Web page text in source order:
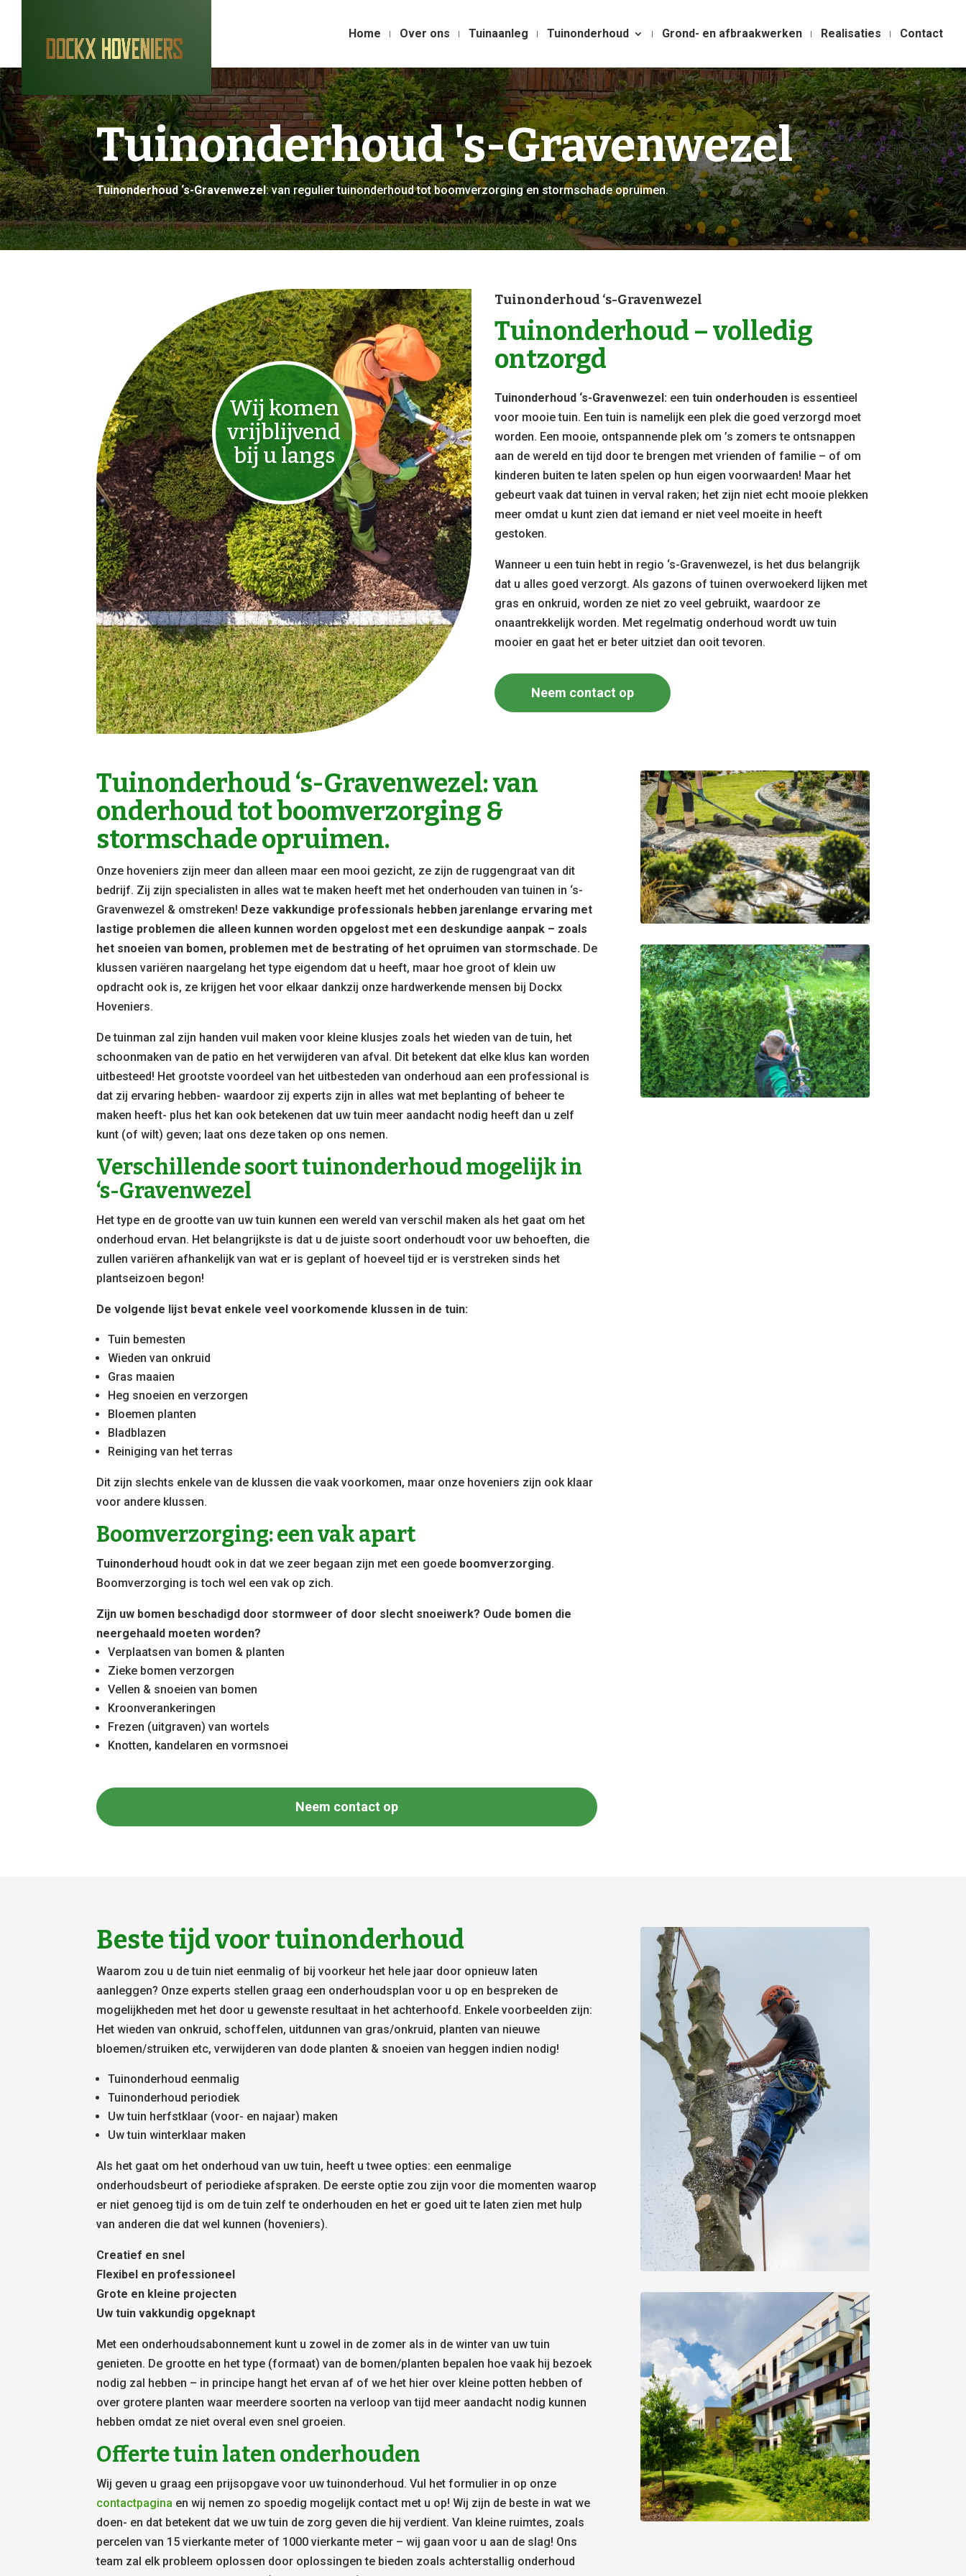
Home Over ons Tuinaanleg Tuinonderhoud Grond- en afbraakwerken Realisaties Contact
Tuinonderhoud 's-Gravenwezel
Tuinonderhoud ‘s-Gravenwezel: van regulier tuinonderhoud tot boomverzorging en stormschade opruimen.
Wij komen
vrijblijvend
bij u langs
Tuinonderhoud ‘s-Gravenwezel
Tuinonderhoud – volledig
ontzorgd
Tuinonderhoud ‘s-Gravenwezel: eentuin onderhouden is essentieel
voor mooie tuin. Een tuin is namelijk een plek die goed verzorgd moet
worden. Een mooie, ontspannende plek om ’s zomers te ontsnappen
aan de wereld en tijd door te brengen met vrienden of familie – of om
kinderen buiten te laten spelen op hun eigen voorwaarden! Maar het
gebeurt vaak dat tuinen in verval raken; het zijn niet echt mooie plekken
meer omdat u kunt zien dat iemand er niet veel moeite in heeft
gestoken.
Wanneer u een tuin hebt in regio ‘s-Gravenwezel, is het dus belangrijk
dat u alles goed verzorgt. Als gazons of tuinen overwoekerd lijken met
gras en onkruid, worden ze niet zo veel gebruikt, waardoor ze
onaantrekkelijk worden. Met regelmatig onderhoud wordt uw tuin
mooier en gaat het er beter uitziet dan ooit tevoren.
Neem contact op
Tuinonderhoud ‘s-Gravenwezel: van
onderhoud tot boomverzorging &
stormschade opruimen.
Onze hoveniers zijn meer dan alleen maar een mooi gezicht, ze zijn de ruggengraat van dit
bedrijf. Zij zijn specialisten in alles wat te maken heeft met het onderhouden van tuinen in ‘s-
Gravenwezel & omstreken! Deze vakkundige professionals hebben jarenlange ervaring met
lastige problemen die alleen kunnen worden opgelost met een deskundige aanpak – zoals
het snoeien van bomen, problemen met de bestrating of het opruimen van stormschade. De
klussen variëren naargelang het type eigendom dat u heeft, maar hoe groot of klein uw
opdracht ook is, ze krijgen het voor elkaar dankzij onze hardwerkende mensen bij Dockx
Hoveniers.
De tuinman zal zijn handen vuil maken voor kleine klusjes zoals het wieden van de tuin, het
schoonmaken van de patio en het verwijderen van afval. Dit betekent dat elke klus kan worden
uitbesteed! Het grootste voordeel van het uitbesteden van onderhoud aan een professional is
dat zij ervaring hebben- waardoor zij experts zijn in alles wat met beplanting of beheer te
maken heeft- plus het kan ook betekenen dat uw tuin meer aandacht nodig heeft dan u zelf
kunt (of wilt) geven; laat ons deze taken op ons nemen.
Verschillende soort tuinonderhoud mogelijk in
‘s-Gravenwezel
Het type en de grootte van uw tuin kunnen een wereld van verschil maken als het gaat om het
onderhoud ervan. Het belangrijkste is dat u de juiste soort onderhoudt voor uw behoeften, die
zullen variëren afhankelijk van wat er is geplant of hoeveel tijd er is verstreken sinds het
plantseizoen begon!
De volgende lijst bevat enkele veel voorkomende klussen in de tuin:
Tuin bemesten
Wieden van onkruid
Gras maaien
Heg snoeien en verzorgen
Bloemen planten
Bladblazen
Reiniging van het terras
Dit zijn slechts enkele van de klussen die vaak voorkomen, maar onze hoveniers zijn ook klaar
voor andere klussen.
Boomverzorging: een vak apart
Tuinonderhoud houdt ook in dat we zeer begaan zijn met een goede boomverzorging.
Boomverzorging is toch wel een vak op zich.
Zijn uw bomen beschadigd door stormweer of door slecht snoeiwerk? Oude bomen die
neergehaald moeten worden?
Verplaatsen van bomen & planten
Zieke bomen verzorgen
Vellen & snoeien van bomen
Kroonverankeringen
Frezen (uitgraven) van wortels
Knotten, kandelaren en vormsnoei
Neem contact op
Beste tijd voor tuinonderhoud
Waarom zou u de tuin niet eenmalig of bij voorkeur het hele jaar door opnieuw laten
aanleggen? Onze experts stellen graag een onderhoudsplan voor u op en bespreken de
mogelijkheden met het door u gewenste resultaat in het achterhoofd. Enkele voorbeelden zijn:
Het wieden van onkruid, schoffelen, uitdunnen van gras/onkruid, planten van nieuwe
bloemen/struiken etc, verwijderen van dode planten & snoeien van heggen indien nodig!
Tuinonderhoud eenmalig
Tuinonderhoud periodiek
Uw tuin herfstklaar (voor- en najaar) maken
Uw tuin winterklaar maken
Als het gaat om het onderhoud van uw tuin, heeft u twee opties: een eenmalige
onderhoudsbeurt of periodieke afspraken. De eerste optie zou zijn voor die momenten waarop
er niet genoeg tijd is om de tuin zelf te onderhouden en het er goed uit te laten zien met hulp
van anderen die dat wel kunnen (hoveniers).
Creatief en snel
Flexibel en professioneel
Grote en kleine projecten
Uw tuin vakkundig opgeknapt
Met een onderhoudsabonnement kunt u zowel in de zomer als in de winter van uw tuin
genieten. De grootte en het type (formaat) van de bomen/planten bepalen hoe vaak hij bezoek
nodig zal hebben – in principe hangt het ervan af of we het hier over kleine potten hebben of
over grotere planten waar meerdere soorten na verloop van tijd meer aandacht nodig kunnen
hebben omdat ze niet overal even snel groeien.
Offerte tuin laten onderhouden
Wij geven u graag een prijsopgave voor uw tuinonderhoud. Vul het formulier in op onze
contactpagina en wij nemen zo spoedig mogelijk contact met u op! Wij zijn de beste in wat we
doen- en dat betekent dat we uw tuin de zorg geven die hij verdient. Van kleine ruimtes, zoals
percelen van 15 vierkante meter of 1000 vierkante meter – wij gaan voor u aan de slag! Ons
team zal elk probleem oplossen door oplossingen te bieden zoals achterstallig onderhoud